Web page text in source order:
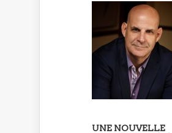
UNE NOUVELLE